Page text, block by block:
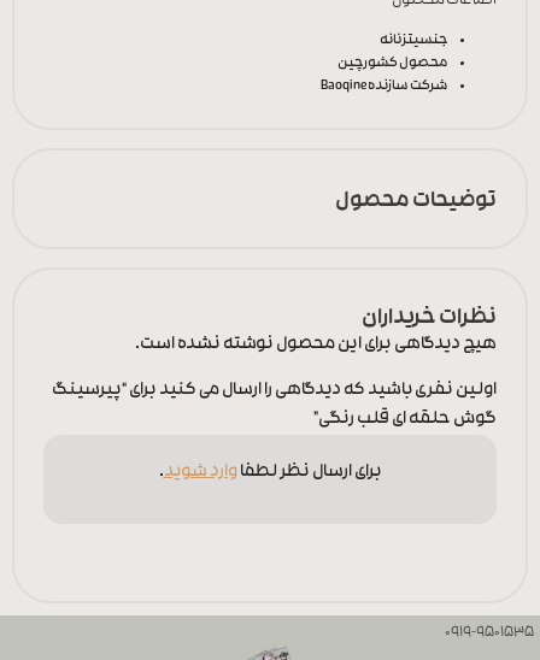
جنسیتزنانه
محصول کشورچین
شرکت سازندهBaoqine
توضیحات محصول
نظرات خریداران
هیچ دیدگاهی برای این محصول نوشته نشده است.
اولین نفری باشید که دیدگاهی را ارسال می کنید برای “پیرسینگ
گوش حلقه ای قلب رنگی”
برای ارسال نظر لطفاوارد شوید.
0919-9501535